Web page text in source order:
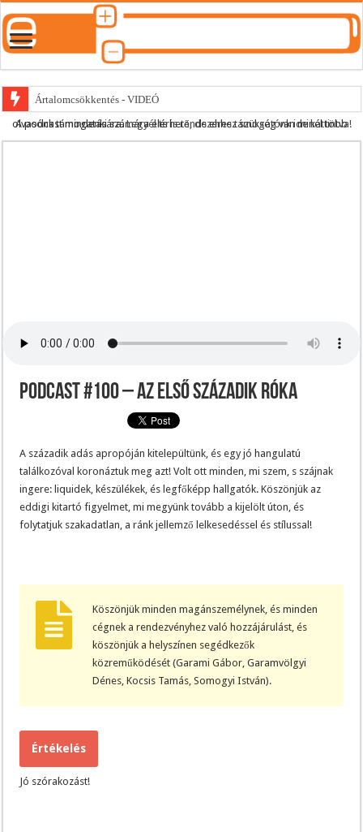
Ártalomcsökkentés - VIDEÓ
E-cigi használati szokások 2.0
A podcast mindenki számára elérhető, de ehhez szükség van minél több olvasónk támogatására.Legyél te is rendszeres támogatónk ide kattintva!
Podcast #100 – Az első századik róka
A századik adás apropóján kitelepültünk, és egy jó hangulatú
találkozóval koronáztuk meg azt! Volt ott minden, mi szem, s szájnak
ingere: liquidek, készülékek, és legfőképp hallgatók. Köszönjük az
eddigi kitartó figyelmet, mi megyünk tovább a kijelölt úton, és
folytatjuk szakadatlan, a ránk jellemző lelkesedéssel és stílussal!
Köszönjük minden magánszemélynek, és minden
cégnek a rendezvényhez való hozzájárulást, és
köszönjük a helyszínen segédkezők
közreműködését (Garami Gábor, Garamvölgyi
Dénes, Kocsis Tamás, Somogyi István).
Értékelés
Jó szórakozást!